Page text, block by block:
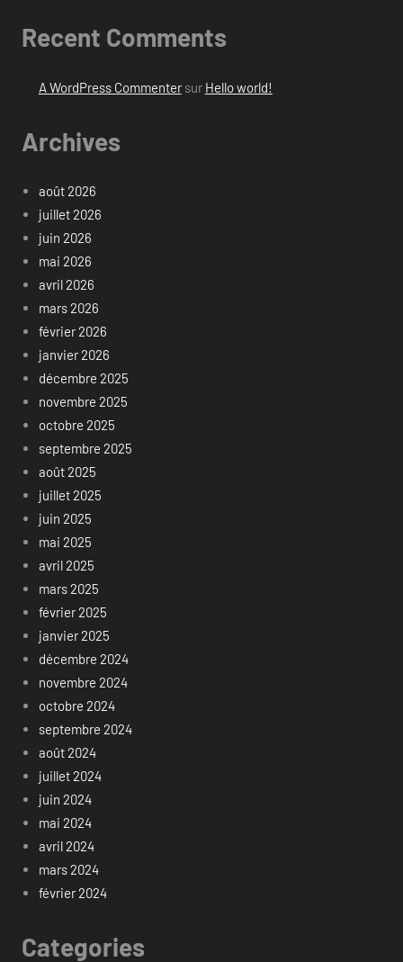
Recent Comments
A WordPress Commentersur Hello world!
Archives
août 2026
juillet 2026
juin 2026
mai 2026
avril 2026
mars 2026
février 2026
janvier 2026
décembre 2025
novembre 2025
octobre 2025
septembre 2025
août 2025
juillet 2025
juin 2025
mai 2025
avril 2025
mars 2025
février 2025
janvier 2025
décembre 2024
novembre 2024
octobre 2024
septembre 2024
août 2024
juillet 2024
juin 2024
mai 2024
avril 2024
mars 2024
février 2024
Categories